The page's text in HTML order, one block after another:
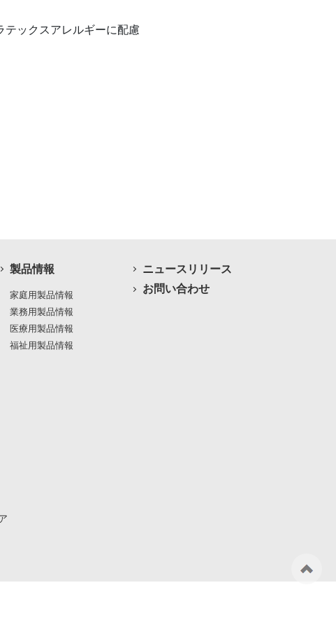
テックスアレルギーに配慮
製品情報
家庭用製品情報
業務用製品情報
医療用製品情報
福祉用製品情報
ニュースリリース
お問い合わせ